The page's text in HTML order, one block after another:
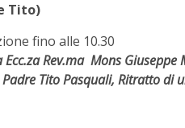
Tito)
fino alle 10.30
Rev.ma Mons Giuseppe
Padre Tito Pasquali, Ritratto di